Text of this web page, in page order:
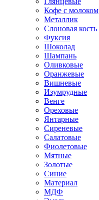
Кофе с молоком
Металлик
Слоновая кость
Фуксия
Шоколад
Шампань
Оливковые
Оранжевые
Вишневые
Изумрудные
Венге
Ореховые
Янтарные
Сиреневые
Салатовые
Фиолетовые
Мятные
Золотые
Синие
Материал
МДФ